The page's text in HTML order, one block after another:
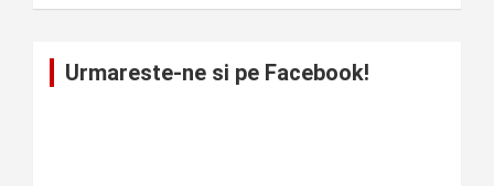
Urmareste-ne si pe Facebook!